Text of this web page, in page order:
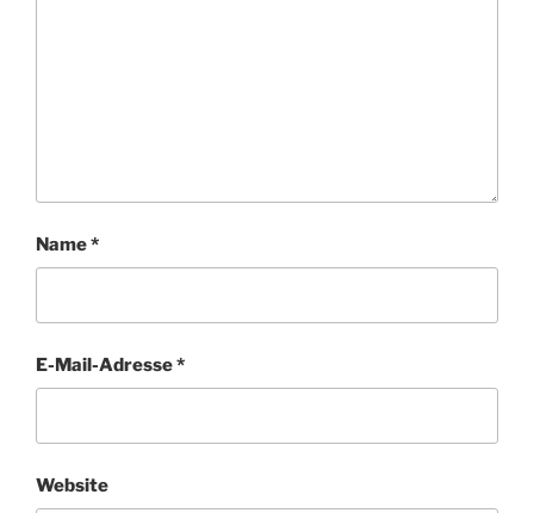
Name*
E-Mail-Adresse*
Website